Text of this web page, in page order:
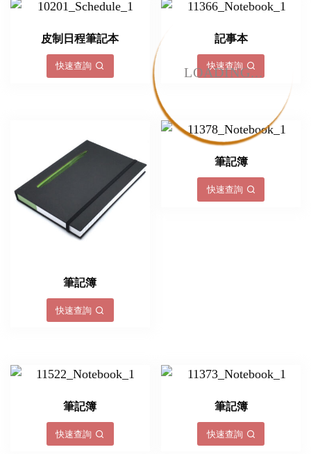
LOADING...
皮制日程筆記本
快速查詢
記事本
快速查詢
筆記簿
快速查詢
筆記簿
快速查詢
筆記簿
快速查詢
筆記簿
快速查詢